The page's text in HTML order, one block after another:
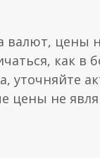
валют, цены
как в
уточняйте
цены не